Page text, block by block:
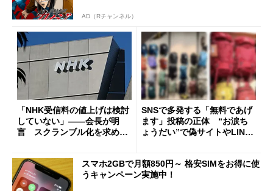
AD（Rチャンネル）
「NHK受信料の値上げは検討
していない」――会長が明
言 スクランブル化を求める
SNSで多発する「無料であげ
ます」投稿の正体 “お涙ち
ょうだい”で偽サイトやLINE
スマホ2GBで月額850円～ 格安SIMをお得に使
うキャンペーン実施中！